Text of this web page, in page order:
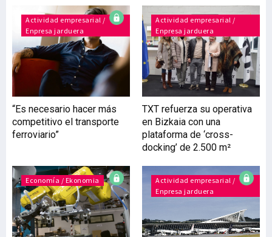
Azpiazu, secretario
general de esta
organización, el contr
Actividad empresarial /
Enpresa jarduera
“Es necesario hacer más
competitivo el transporte
ferroviario”
Actividad empresarial /
Enpresa jarduera
TXT refuerza su operativa
en Bizkaia con una
plataforma de ‘cross-
docking’ de 2.500 m²
Economía / Ekonomia
Actividad empresarial /
Enpresa jarduera